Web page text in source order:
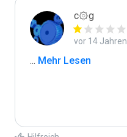
c۞g
vor 14 Jahren
... Mehr Lesen